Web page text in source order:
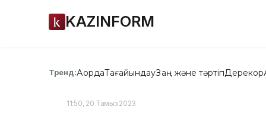
KAZINFORM
Тренд:АқордаТағайындауЗаң және тәртіпДерекқор
11:50, 20 Тамыз 2023